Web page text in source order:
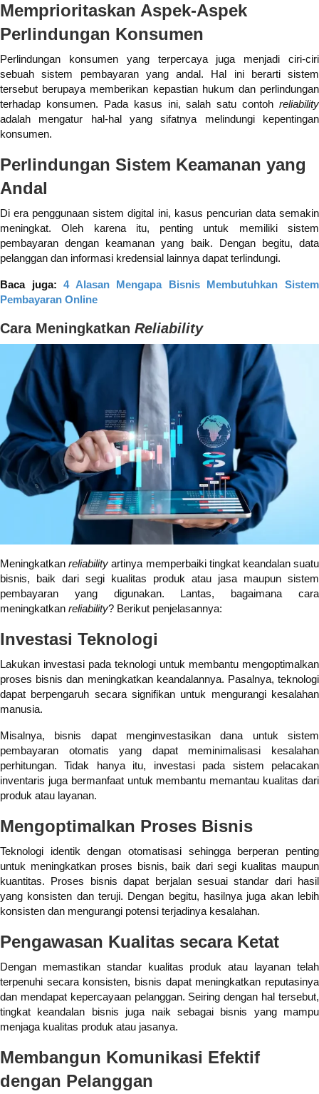
Memprioritaskan Aspek-Aspek
Perlindungan Konsumen
Perlindungan konsumen yang terpercaya juga menjadi ciri-ciri
sebuah sistem pembayaran yang andal. Hal ini berarti sistem
tersebut berupaya memberikan kepastian hukum dan perlindungan
terhadap konsumen. Pada kasus ini, salah satu contoh reliability
adalah mengatur hal-hal yang sifatnya melindungi kepentingan
konsumen.
Perlindungan Sistem Keamanan yang
Andal
Di era penggunaan sistem digital ini, kasus pencurian data semakin
meningkat. Oleh karena itu, penting untuk memiliki sistem
pembayaran dengan keamanan yang baik. Dengan begitu, data
pelanggan dan informasi kredensial lainnya dapat terlindungi.
Baca juga:4 Alasan Mengapa Bisnis Membutuhkan Sistem
Pembayaran Online
Cara Meningkatkan Reliability
Meningkatkanreliabilityartinya memperbaiki tingkat keandalan suatu
bisnis, baik dari segi kualitas produk atau jasa maupun sistem
pembayaran yang digunakan. Lantas, bagaimana cara
meningkatkan reliability? Berikut penjelasannya:
Investasi Teknologi
Lakukan investasi pada teknologi untuk membantu mengoptimalkan
proses bisnis dan meningkatkan keandalannya. Pasalnya, teknologi
dapat berpengaruh secara signifikan untuk mengurangi kesalahan
manusia.
Misalnya, bisnis dapat menginvestasikan dana untuk sistem
pembayaran otomatis yang dapat meminimalisasi kesalahan
perhitungan. Tidak hanya itu, investasi pada sistem pelacakan
inventaris juga bermanfaat untuk membantu memantau kualitas dari
produk atau layanan.
Mengoptimalkan Proses Bisnis
Teknologi identik dengan otomatisasi sehingga berperan penting
untuk meningkatkan proses bisnis, baik dari segi kualitas maupun
kuantitas. Proses bisnis dapat berjalan sesuai standar dari hasil
yang konsisten dan teruji. Dengan begitu, hasilnya juga akan lebih
konsisten dan mengurangi potensi terjadinya kesalahan.
Pengawasan Kualitas secara Ketat
Dengan memastikan standar kualitas produk atau layanan telah
terpenuhi secara konsisten, bisnis dapat meningkatkan reputasinya
dan mendapat kepercayaan pelanggan. Seiring dengan hal tersebut,
tingkat keandalan bisnis juga naik sebagai bisnis yang mampu
menjaga kualitas produk atau jasanya.
Membangun Komunikasi Efektif
dengan Pelanggan